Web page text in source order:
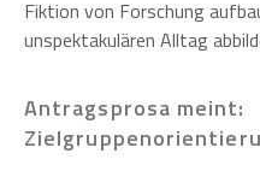
Fiktion von Forschung
unspektakulären Alltag
Antragsprosa meint: